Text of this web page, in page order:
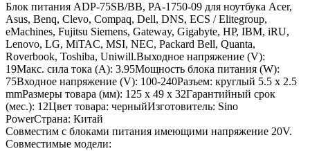
Блок питания ADP-75SB/BB, PA-1750-09 для ноутбука Acer,
Asus, Benq, Clevo, Compaq, Dell, DNS, ECS / Elitegroup,
eMachines, Fujitsu Siemens, Gateway, Gigabyte, HP, IBM, iRU,
Lenovo, LG, MiTAC, MSI, NEC, Packard Bell, Quanta,
Roverbook, Toshiba, Uniwill.Выходное напряжение (V):
19Макс. сила тока (A): 3.95Мощность блока питания (W):
75Входное напряжение (V): 100-240Разъем: круглый 5.5 x 2.5
mmРазмеры товара (мм): 125 x 49 x 32Гарантийный срок
(мес.): 12Цвет товара: черныйИзготовитель: Sino
PowerСтрана: Китай
Совместим с блоками питания имеющими напряжение 20V.
Совместимые модели: